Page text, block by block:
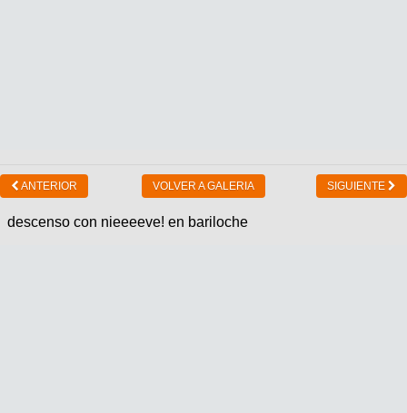
ANTERIOR VOLVER A GALERIA SIGUIENTE
descenso con nieeeeve! en bariloche